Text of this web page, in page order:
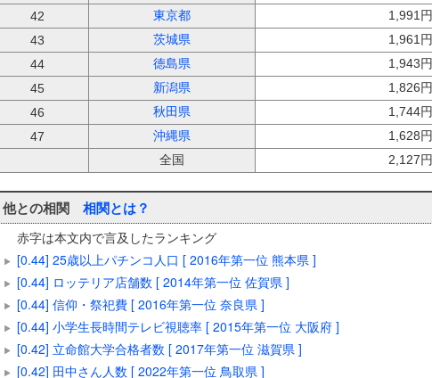
42
東京都 1,991円
43
茨城県 1,961円
44
徳島県 1,943円
45
新潟県 1,826円
46
秋田県 1,744円
47
沖縄県 1,628円
全国
2,127円
他との相関 相関とは？
赤字は本文内で言及したランキング
[0.44] 25歳以上パチンコ人口 [ 2016年第一位 熊本県 ]
[0.44] ロッテリア店舗数 [ 2014年第一位 佐賀県 ]
[0.44] 信仰・祭祀費 [ 2016年第一位 奈良県 ]
[0.44] 小学生長時間テレビ視聴率 [ 2015年第一位 大阪府 ]
[0.42] 立命館大学合格者数 [ 2017年第一位 滋賀県 ]
[0.42] 田中さん人数 [ 2022年第一位 鳥取県 ]